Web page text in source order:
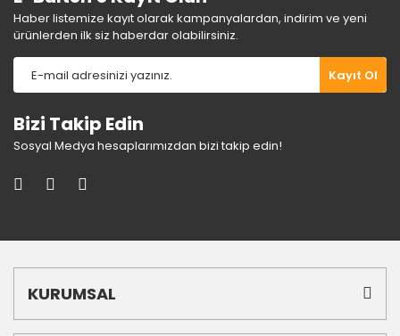
Haber listemize kayıt olarak kampanyalardan, indirim ve yeni
ürünlerden ilk siz haberdar olabilirsiniz.
Kayıt Ol
Bizi Takip Edin
Sosyal Medya hesaplarımızdan bizi takip edin!
KURUMSAL